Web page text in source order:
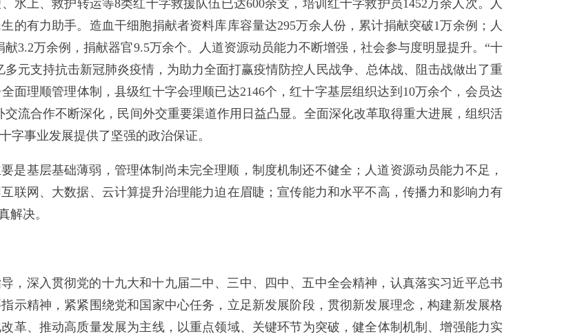
水上、救护转运等8类红十字救援队伍已达600余支，培训红十字救护员1452万余人次。人
的有力助手。造血干细胞捐献者资料库库容量达295万余人份，累计捐献突破1万余例；人
3.2万余例，捐献器官9.5万余个。人道资源动员能力不断增强，社会参与度明显提升。“十
元支持抗击新冠肺炎疫情，为助力全面打赢疫情防控人民战争、总体战、阻击战做出了重
面理顺管理体制，县级红十字会理顺已达2146个，红十字基层组织达到10万余个，会员达
交流合作不断深化，民间外交重要渠道作用日益凸显。全面深化改革取得重大进展，组织活
字事业发展提供了坚强的政治保证。
是基层基础薄弱，管理体制尚未完全理顺，制度机制还不健全；人道资源动员能力不足，
联网、大数据、云计算提升治理能力迫在眉睫；宣传能力和水平不高，传播力和影响力有
解决。
，深入贯彻党的十九大和十九届二中、三中、四中、五中全会精神，认真落实习近平总书
示精神，紧紧围绕党和国家中心任务，立足新发展阶段，贯彻新发展理念，构建新发展格
革、推动高质量发展为主线，以重点领域、关键环节为突破，健全体制机制、增强能力实